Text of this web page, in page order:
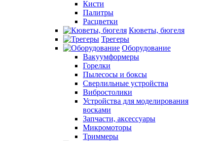
Кисти
Палитры
Расцветки
Кюветы, бюгеля
Трегеры
Оборудование
Вакуумформеры
Горелки
Пылесосы и боксы
Сверлильные устройства
Вибростолики
Устройства для моделирования
восками
Запчасти, аксессуары
Микромоторы
Триммеры